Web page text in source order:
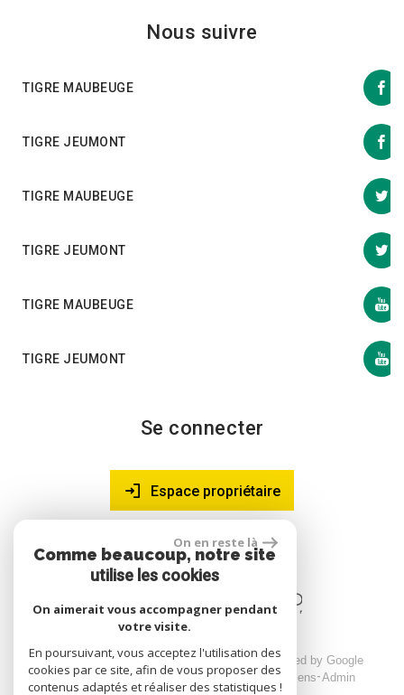
Nous suivre
TIGRE MAUBEUGE
TIGRE JEUMONT
TIGRE MAUBEUGE
TIGRE JEUMONT
TIGRE MAUBEUGE
TIGRE JEUMONT
Se connecter
Espace propriétaire
site réalisé par
© 2026 | Tous droits réservés | Traduction powered by Google
Plan du site Mentions légales Nos honoraires Liens Admin
On en reste là
Comme beaucoup, notre site
utilise les cookies
On aimerait vous accompagner pendant
votre visite.
En poursuivant, vous acceptez l'utilisation des
cookies par ce site, afin de vous proposer des
contenus adaptés et réaliser des statistiques !